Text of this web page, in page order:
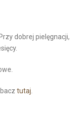
dobrej pielęgnacji,
tutaj